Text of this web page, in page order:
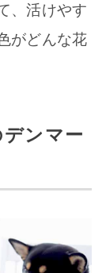
、活けやす
がどんな花
ンマー